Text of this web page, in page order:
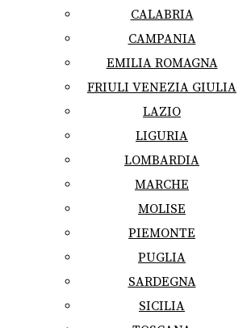
CALABRIA
CAMPANIA
EMILIA ROMAGNA
FRIULI VENEZIA GIULIA
LAZIO
LIGURIA
LOMBARDIA
MARCHE
MOLISE
PIEMONTE
PUGLIA
SARDEGNA
SICILIA